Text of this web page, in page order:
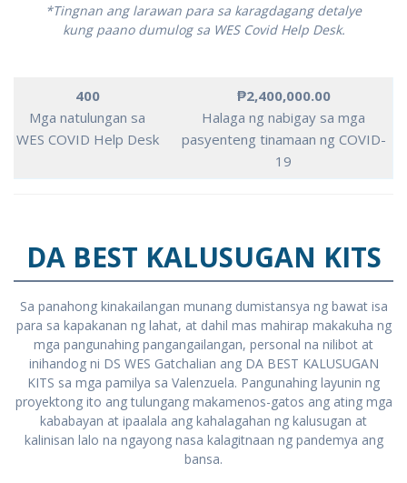
*Tingnan ang larawan para sa karagdagang detalye
kung paano dumulog sa WES Covid Help Desk.
400
Mga natulungan sa
WES COVID Help Desk
₱2,400,000.00
Halaga ng nabigay sa mga
pasyenteng tinamaan ng COVID-
19
DA BEST KALUSUGAN KITS
Sa panahong kinakailangan munang dumistansya ng bawat isa
para sa kapakanan ng lahat, at dahil mas mahirap makakuha ng
mga pangunahing pangangailangan, personal na nilibot at
inihandog ni DS WES Gatchalian ang DA BEST KALUSUGAN
KITS sa mga pamilya sa Valenzuela. Pangunahing layunin ng
proyektong ito ang tulungang makamenos-gatos ang ating mga
kababayan at ipaalala ang kahalagahan ng kalusugan at
kalinisan lalo na ngayong nasa kalagitnaan ng pandemya ang
bansa.